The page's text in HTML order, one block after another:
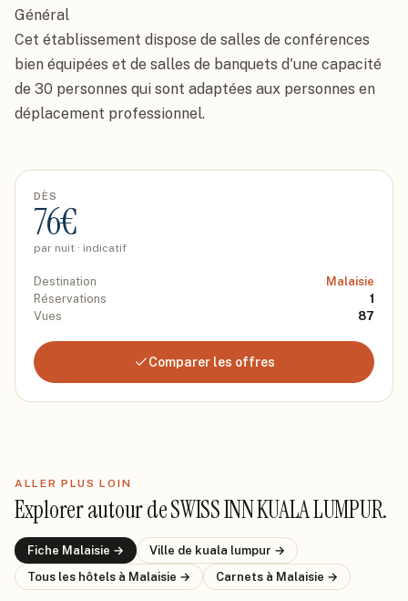
Général
Cet établissement dispose de salles de conférences
bien équipées et de salles de banquets d'une capacité
de 30 personnes qui sont adaptées aux personnes en
déplacement professionnel.
DÈS
76€
par nuit · indicatif
Destination
Malaisie
Réservations
1
Vues
87
Comparer les offres
ALLER PLUS LOIN
Explorer autour deSWISS INN KUALA LUMPUR.
Fiche Malaisie → Ville de kuala lumpur →
Tous les hôtels à Malaisie → Carnets à Malaisie →